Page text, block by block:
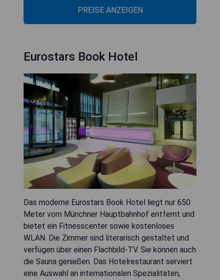
PREISE ANZEIGEN
Eurostars Book Hotel
Das moderne Eurostars Book Hotel liegt nur 650
Meter vom Münchner Hauptbahnhof entfernt und
bietet ein Fitnesscenter sowie kostenloses
WLAN. Die Zimmer sind literarisch gestaltet und
verfügen über einen Flachbild-TV. Sie können auch
die Sauna genießen. Das Hotelrestaurant serviert
eine Auswahl an internationalen Spezialitäten,